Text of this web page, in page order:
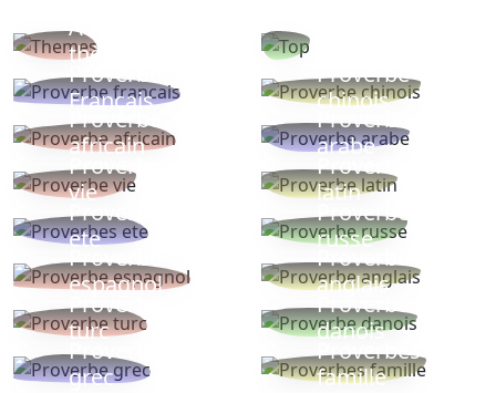
Autres
thèmes
Proverbe
Français
Proverbe
chinois
Proverbe
africain
Proverbe
arabe
Proverbe
vie
Proverbe
latin
Proverbes
ete
Proverbe
russe
Proverbe
espagnol
Proverbe
anglais
Proverbe
turc
Proverbe
danois
Proverbe
grec
Proverbes
famille